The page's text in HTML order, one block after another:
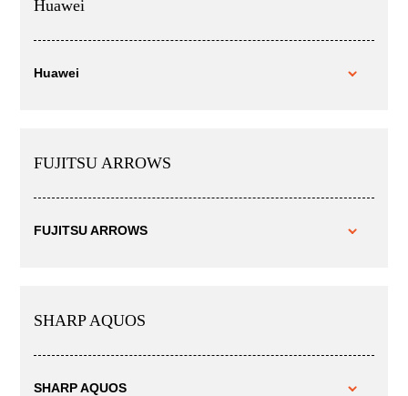
Huawei
Huawei
FUJITSU ARROWS
FUJITSU ARROWS
SHARP AQUOS
SHARP AQUOS